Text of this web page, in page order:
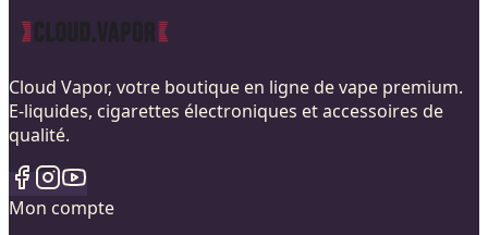
Cloud Vapor, votre boutique en ligne de vape premium.
E-liquides, cigarettes électroniques et accessoires de
qualité.
Mon compte